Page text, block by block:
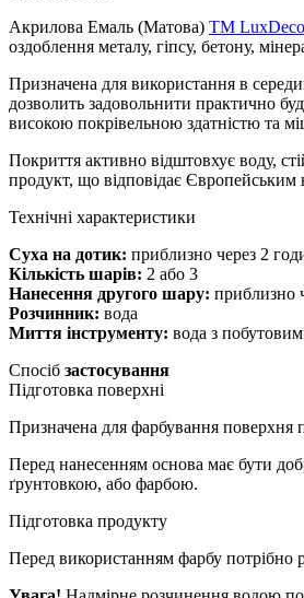
Акрилова Емаль (Матова) TM
оздоблення металу, гіпсу, бетону,
Призначена для використання в
дозволить задовольнити практично
високою покрівельною здатністю та
Покриття активно відштовхує воду,
продукт, що відповідає
Технічні характеристики
Суха на дотик: приблизно через 2
Кількість шарів: 2 або 3
Нанесення другого шару: приблизно
Розчинник: вода
Миття інструменту: вода з
Спосіб застосування
Підготовка поверхні
Призначена для фарбування поверхня
Перед нанесенням основа має бути
ґрунтовкою, або фарбою.
Підготовка продукту
Перед використанням фарбу потрібно